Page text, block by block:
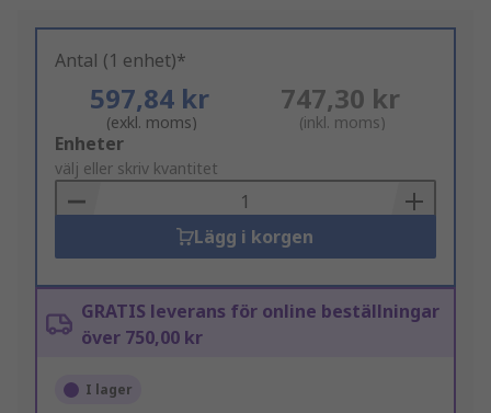
Antal (1 enhet)*
597,84 kr
(exkl. moms)
747,30 kr
(inkl. moms)
Add
to
Basket
Enheter
välj eller skriv kvantitet
Lägg i korgen
GRATIS leverans för online beställningar
över 750,00 kr
I lager